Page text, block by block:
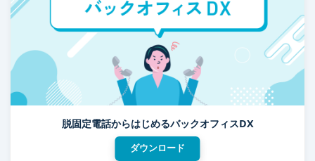
脱固定電話からはじめるバックオフィスDX
ダウンロード